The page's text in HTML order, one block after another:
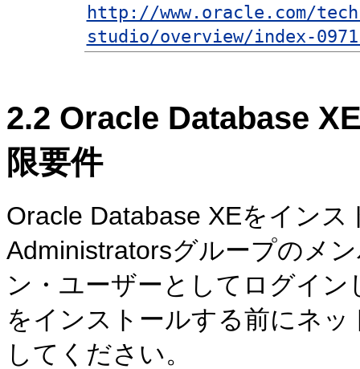
http://www.oracle.com/
studio/overview/index-
2.2 Oracle Database
限要件
Oracle Database XEをイン
Administratorsグループのメ
ン・ユーザーとしてログイ
をインストールする前にネ
してください。